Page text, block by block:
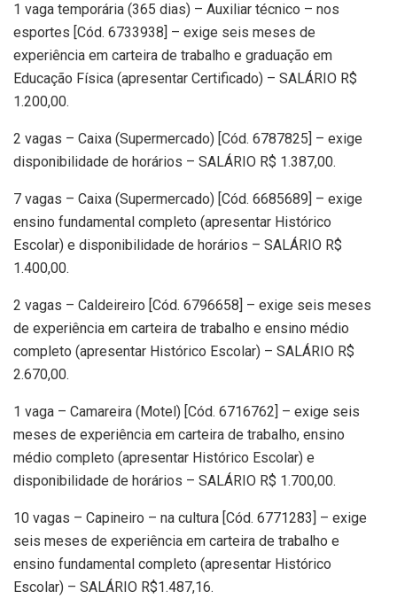
1 vaga temporária (365 dias) – Auxiliar técnico – nos
esportes [Cód. 6733938] – exige seis meses de
experiência em carteira de trabalho e graduação em
Educação Física (apresentar Certificado) – SALÁRIO R$
1.200,00.
2 vagas – Caixa (Supermercado) [Cód. 6787825] – exige
disponibilidade de horários – SALÁRIO R$ 1.387,00.
7 vagas – Caixa (Supermercado) [Cód. 6685689] – exige
ensino fundamental completo (apresentar Histórico
Escolar) e disponibilidade de horários – SALÁRIO R$
1.400,00.
2 vagas – Caldeireiro [Cód. 6796658] – exige seis meses
de experiência em carteira de trabalho e ensino médio
completo (apresentar Histórico Escolar) – SALÁRIO R$
2.670,00.
1 vaga – Camareira (Motel) [Cód. 6716762] – exige seis
meses de experiência em carteira de trabalho, ensino
médio completo (apresentar Histórico Escolar) e
disponibilidade de horários – SALÁRIO R$ 1.700,00.
10 vagas – Capineiro – na cultura [Cód. 6771283] – exige
seis meses de experiência em carteira de trabalho e
ensino fundamental completo (apresentar Histórico
Escolar) – SALÁRIO R$1.487,16.